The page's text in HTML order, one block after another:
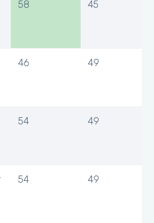
58 45
46 49
54 49
54 49